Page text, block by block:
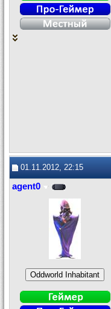
01.11.2012, 22:15
agent0